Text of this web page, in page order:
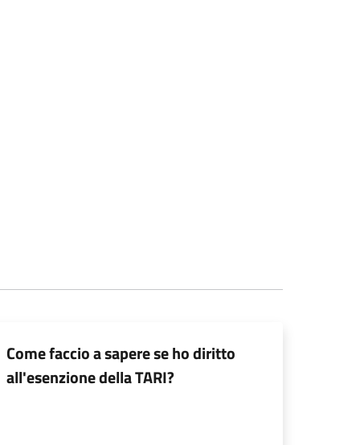
Come faccio a sapere se ho diritto
all'esenzione della TARI?